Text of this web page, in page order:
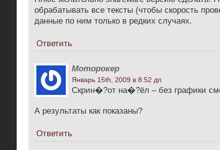
обрабатывать все тексты (чтобы скорость
данные по ним только в редких случаях.
Ответить
Моторокер
Январь 15th, 2009 в 8:52 дп
Скрин�?от на�?ёл – без графики
А результаты как показаны?
Ответить